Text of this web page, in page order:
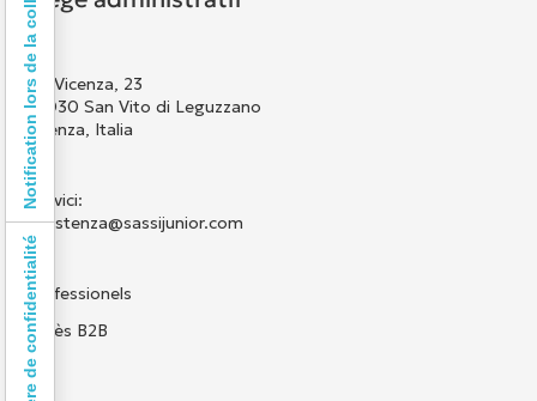
Via Vicenza, 23
36030 San Vito di Leguzzano
Vicenza, Italia
Scrivici:
assistenza@sassijunior.com
Professionels
Accès B2B
Notification lors de la collecte